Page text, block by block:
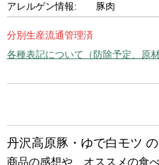
アレルゲン情報:
豚肉
分別生産流通管理済
各種表記について（防除予定、原
丹沢高原豚・ゆで白モツ
商品の感想や、オススメの食